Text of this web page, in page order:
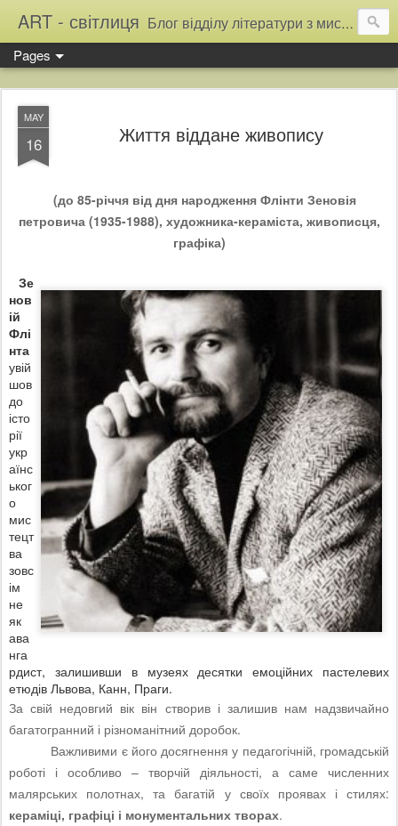
ART - світлиця Блог відділу літератури з мистецтва Тернопільської обласної універсальної наукової бібліотеки
Pages
MAY
16 Життя віддане живопису
(до 85-річчя від дня народження Флінти Зеновія
петровича (1935-1988), художника-кераміста, живописця,
графіка)
Зе
нов
ій
Флі
нта
увій
шов
до
істо
рії
укр
аїнс
ьког
о
мис
тецт
ва
зовс
ім
не
як
ава
нга
рдист, залишивши в музеях десятки емоційних пастелевих
етюдів Львова, Канн, Праги.
За свій недовгий вік він створив і залишив нам надзвичайно
багатогранний і різноманітний доробок.
Важливими є його досягнення у педагогічній, громадській
роботі і особливо – творчій діяльності, а саме численних
малярських полотнах, та багатій у своїх проявах і стилях:
кераміці, графіці і монументальних творах.